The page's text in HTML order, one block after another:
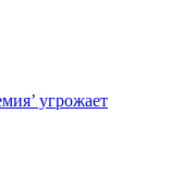
угрожает